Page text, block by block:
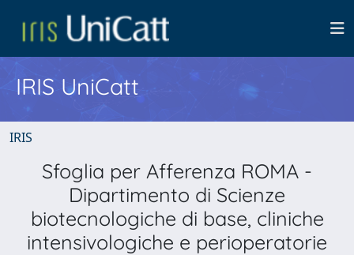
IRIS UniCatt
IRIS
Sfoglia per Afferenza ROMA -
Dipartimento di Scienze
biotecnologiche di base, cliniche
intensivologiche e perioperatorie